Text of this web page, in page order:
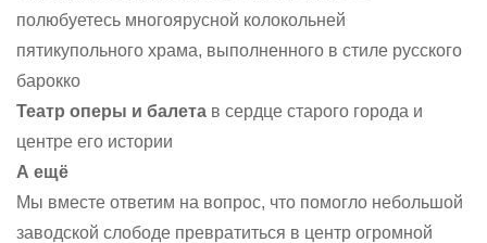
полюбуетесь многоярусной колокольней
пятикупольного храма, выполненного в стиле русского
барокко
Театр оперы и балета в сердце старого города и
центре его истории
А ещё
Мы вместе ответим на вопрос, что помогло небольшой
заводской слободе превратиться в центр огромной